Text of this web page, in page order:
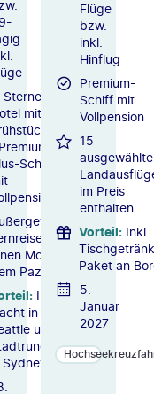
mit
Schiff
Über
Monat auf
Pazifik
: Inkl. 1
in
und
Flüge
bzw.
inkl.
Hinflug
Premium-
Schiff mit
Vollpension
15
ausgewählte
im Preis
enthalten
Vorteil: Inkl.
Paket an
5.
Januar
2027